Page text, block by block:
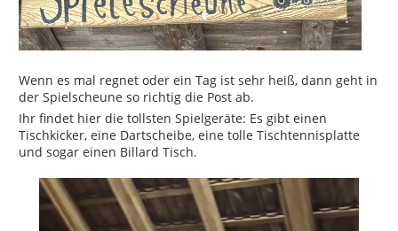
Wenn es mal regnet oder ein Tag ist sehr heiß, dann geht in
der Spielscheune so richtig die Post ab.
Ihr findet hier die tollsten Spielgeräte: Es gibt einen
Tischkicker, eine Dartscheibe, eine tolle Tischtennisplatte
und sogar einen Billard Tisch.